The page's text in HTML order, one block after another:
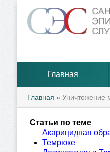
Главная
Главная » Уничтожение
Статьи по теме
Акарицидная
Темрюке